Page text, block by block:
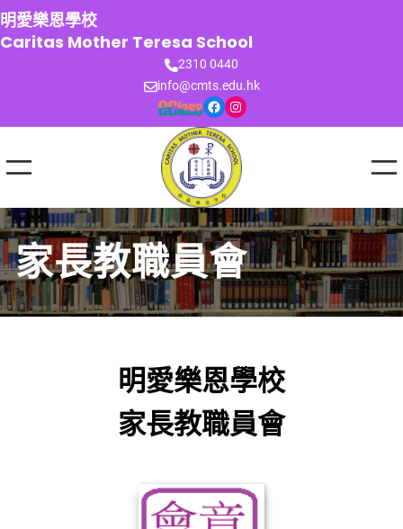
跳
至
主
明愛樂恩學校
Caritas Mother Teresa School
2310 0440
info@cmts.edu.hk
Facebook Instagram
家長教職員會
明愛樂恩學校
家長教職員會